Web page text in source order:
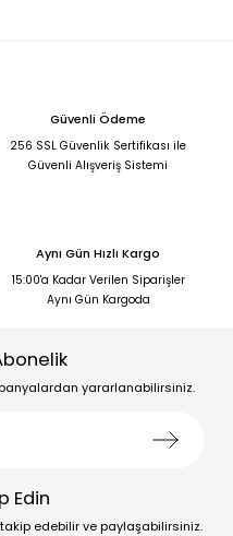
Güvenli Ödeme
256 SSL Güvenlik Sertifikası ile
Güvenli Alışveriş Sistemi
Aynı Gün Hızlı Kargo
15:00'a Kadar Verilen Siparişler
Aynı Gün Kargoda
yararlanabilirsiniz.
Edin
edebilir ve paylaşabilirsiniz.